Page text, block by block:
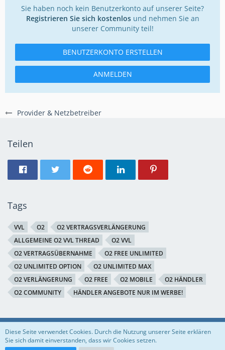
Provider & Netzbetreiber
Sie haben noch kein Benutzerkonto auf unserer Seite?
Registrieren Sie sich kostenlosund nehmen Sie an
unserer Community teil!
BENUTZERKONTO ERSTELLEN
ANMELDEN
Teilen
Tags
VVL O2
O2 VERTRAGSVERLÄNGERUNG
ALLGEMEINE O2 VVL THREAD
O2 VVL
O2 VERTRAGSÜBERNAHME
O2 FREE UNLIMITED
O2 UNLIMITED OPTION
O2 UNLIMITED MAX
O2 VERLÄNGERUNG
O2 FREE O2 MOBILE
O2 HÄNDLER
O2 COMMUNITY
HÄNDLER ANGEBOTE NUR IM WERBE!
Regeln Datenschutzerklärung Impressum
Diese Seite verwendet Cookies. Durch die Nutzung unserer Seite erklären
Sie sich damit einverstanden, dass wir Cookies setzen.